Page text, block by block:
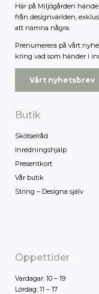
Här på Miljögården
från designvärlden,
att nämna några.
Prenumerera på vårt
kring vad som händer i
Vårt nyhetsbrev
Butik
Skötselråd
Inredningshjälp
Presentkort
Vår butik
String – Designa själv
Öppettider
Vardagar: 10 – 19
Lördag: 11 – 17